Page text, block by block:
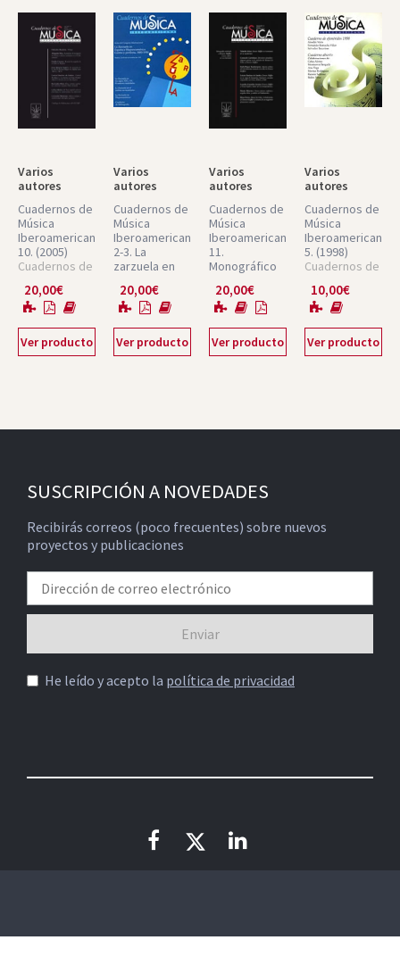
Varios
autores
Cuadernos de
Música
Iberoamericana
10. (2005)
Cuadernos de
Iberoamericana
Núm. 10
20,00€
Ver producto
Varios
autores
Cuadernos de
Música
Iberoamericana
2-3. La
zarzuela en
Hispanoamérica,
1800-1950.
periferia
(1996)
20,00€
Ver producto
Varios
autores
Cuadernos de
Música
Iberoamericana
11.
Monográfico
Ernesto
Halffter en su
(2006)
Cuadernos de
20,00€
Ver producto
Varios
autores
Cuadernos de
Música
Iberoamericana
5. (1998)
Cuadernos de
Iberoamericana
Núm. 5
10,00€
Ver producto
SUSCRIPCIÓN A NOVEDADES
Recibirás correos (poco frecuentes) sobre nuevos
proyectos y publicaciones
He leído y acepto la política de privacidad